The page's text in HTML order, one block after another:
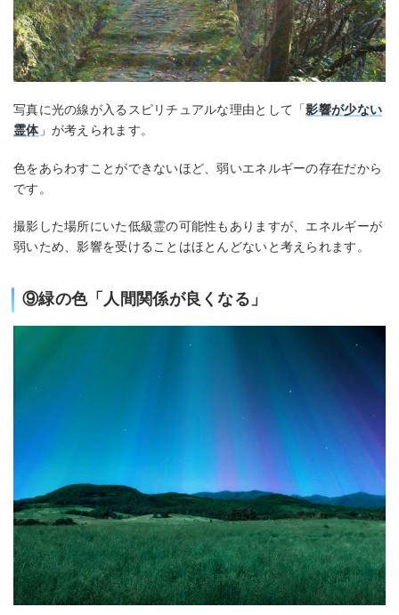
写真に光の線が入るスピリチュアルな理由として「影響が少ない
霊体」が考えられます。
色をあらわすことができないほど、弱いエネルギーの存在だから
です。
撮影した場所にいた低級霊の可能性もありますが、エネルギーが
弱いため、影響を受けることはほとんどないと考えられます。
⑨緑の色「人間関係が良くなる」